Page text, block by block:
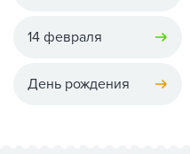
14 февраля
День рождения